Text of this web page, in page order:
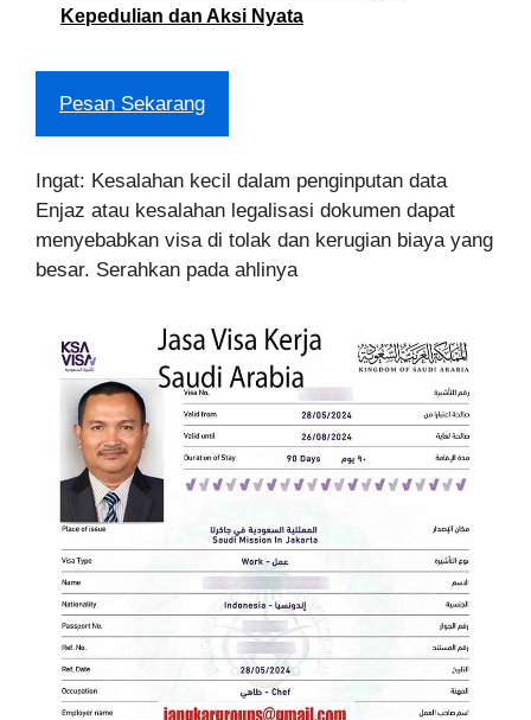
Kepedulian dan Aksi Nyata
Pesan Sekarang
Ingat: Kesalahan kecil dalam penginputan data
Enjaz atau kesalahan legalisasi dokumen dapat
menyebabkan visa di tolak dan kerugian biaya yang
besar. Serahkan pada ahlinya